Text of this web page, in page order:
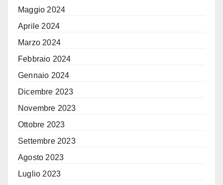
Maggio 2024
Aprile 2024
Marzo 2024
Febbraio 2024
Gennaio 2024
Dicembre 2023
Novembre 2023
Ottobre 2023
Settembre 2023
Agosto 2023
Luglio 2023